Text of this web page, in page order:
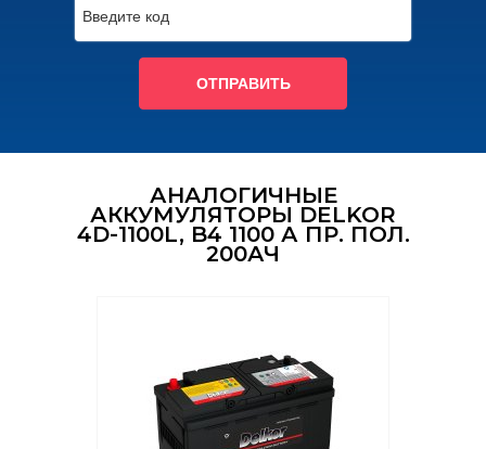
ОТПРАВИТЬ
АНАЛОГИЧНЫЕ
АККУМУЛЯТОРЫ DELKOR
4D-1100L, B4 1100 А ПР. ПОЛ.
200АЧ